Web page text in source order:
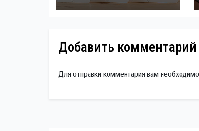
Добавить комментарий
Для отправки комментария вам необходимо